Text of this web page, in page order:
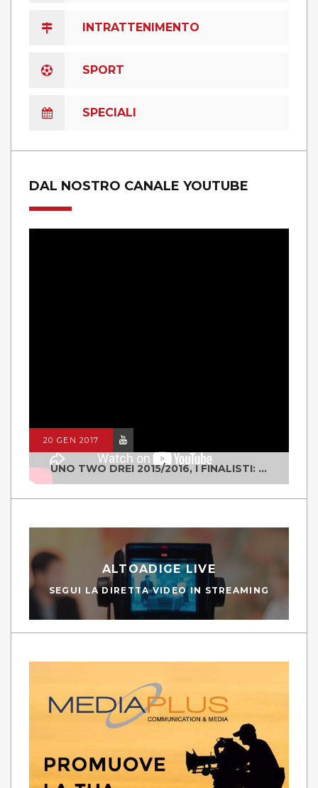
INTRATTENIMENTO
SPORT
SPECIALI
DAL NOSTRO CANALE YOUTUBE
20 GEN 2017
UNO TWO DREI 2015/2016, I FINALISTI: CLASSE IV ALS ISTITUTO "DEGASPERI" BORGO VALSUGANA
ALTOADIGE LIVE
SEGUI LA DIRETTA VIDEO IN STREAMING